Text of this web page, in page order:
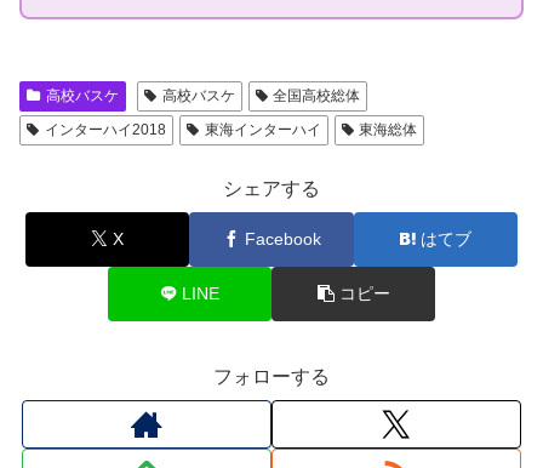
高校バスケ 高校バスケ
全国高校総体
インターハイ2018
東海インターハイ 東海総体
シェアする
X Facebook はてブ
LINE コピー
フォローする